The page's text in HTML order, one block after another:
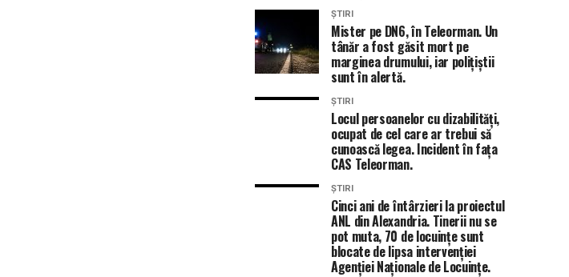
ȘTIRI
Mister pe DN6, în Teleorman. Un
tânăr a fost găsit mort pe
marginea drumului, iar polițiștii
sunt în alertă.
ȘTIRI
Locul persoanelor cu dizabilități,
ocupat de cel care ar trebui să
cunoască legea. Incident în fața
CAS Teleorman.
ȘTIRI
Cinci ani de întârzieri la proiectul
ANL din Alexandria. Tinerii nu se
pot muta, 70 de locuințe sunt
blocate de lipsa intervenției
Agenției Naționale de Locuințe.